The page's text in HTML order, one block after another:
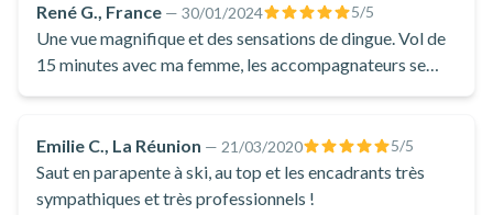
routine, cette expérience offrant à la fois des vues
imprenables sur les montagnes alentour et des sensations
uniques jusqu'à environ 1 100 mètres au-dessus du sol.
l'équipe d'Airlinks Parapente soit à leur local au Grand-
Bornand, soit au pied du télésiège du Lachat si vous êtes déjà
sur les pistes à ski !
René G., France — 30/01/2024 5/5
Une vue magnifique et des sensations de dingue. Vol de
15 minutes avec ma femme, les accompagnateurs se
Emilie C., La Réunion — 21/03/2020 5/5
Saut en parapente à ski, au top et les encadrants très
sympathiques et très professionnels !